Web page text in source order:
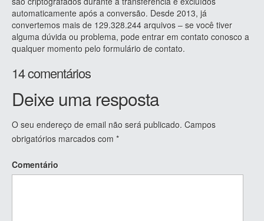
automaticamente após a conversão. Desde 2013, já
convertemos mais de 129.328.244 arquivos – se você tiver
alguma dúvida ou problema, pode entrar em contato conosco a
qualquer momento pelo formulário de contato.
14 comentários
Deixe uma resposta
O seu endereço de email não será publicado. Campos
obrigatórios marcados com *
Comentário